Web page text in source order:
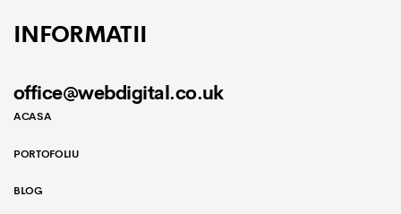
INFORMATII
office@webdigital.co.uk
ACASA
PORTOFOLIU
BLOG